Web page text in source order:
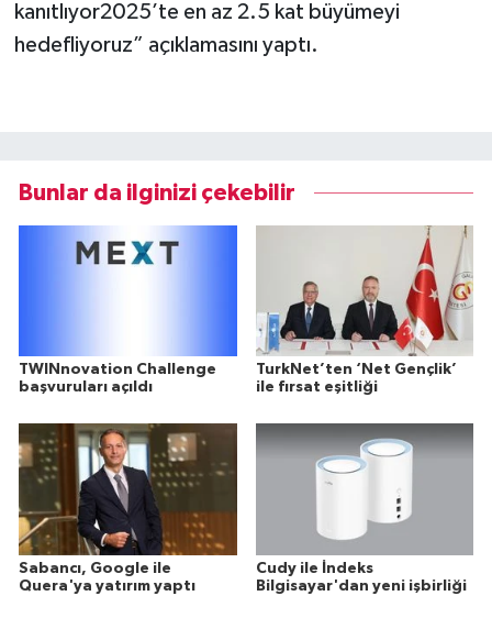
kanıtlıyor2025’te en az 2.5 kat büyümeyi
hedefliyoruz” açıklamasını yaptı.
Bunlar da ilginizi çekebilir
TWINnovation Challenge
başvuruları açıldı
TurkNet’ten ‘Net Gençlik’
ile fırsat eşitliği
Sabancı, Google ile
Quera'ya yatırım yaptı
Cudy ile İndeks
Bilgisayar'dan yeni işbirliği